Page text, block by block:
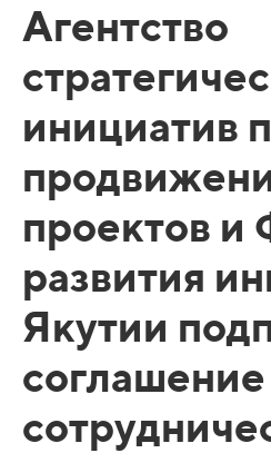
Агентство
инициатив
проектов и
развития
Якутии